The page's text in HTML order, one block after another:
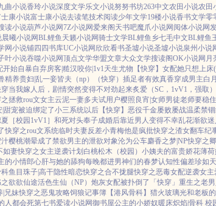
曲小说香玲小说深度文学乐文小说努努书坊263中文农田小说农田
康小说富士康小说去读笔技术阅读少年文学19楼小说香书文学零
读小说葫芦小说网7Z小说网爱来阁 天书吧魔爪小说网 阅体小说网
晨曦小说网BL鲤鱼 天籁小说网骑士文学BL鲤鱼乡七毛中文BL鲤鱼
网小说铺四四书库UC小说网 欣欣看书圣墟小说圣墟小说泉州小说
叶小说吞噬小说网顶点文学华盟文章大众文学搜读阁OK小说网 月
开始自暴自弃房客|糙汉咬你|1v1天生尤物【快穿】 女配她只想上床
精养贵妇|乱一妾皆夫（np） （快穿）插足者有效真香穿成男主白
穿当我嫁人后，剧情突然变得不对劲起来炙爱（SC，1vV1，强取）
拯救rou文女主云泥一妻多夫试用户樱照良宵|女师男徒老师要稳住
|甜宠被迫绑定了小三系统以后【快穿】 恶役千金屡败屡战温柔禁锢
［校园1vV1］ 和死对头奉子成婚后靠近男人变得不幸乱花渐欲迷
快穿之rou文系统临时夫妻反差小青梅他是疯批快穿之渣女翻车纪
樱桃潮晕成了禁欲男主的泄欲对象沦为公车麝香之梦|NP快穿之
如妻快穿之女主逆袭计划 白桃松木（校园） 小姨夫的富贵娇花薄荷
的小情郎心肝与她的舔狗每晚都进男神们的春梦认知性偏差珍如
科鱼目珠子|高干隐性暗恋快穿之合不拢腿快穿之恶毒女配逆袭女主
之欲欲仙途活色生仙（NP） 炮灰女配被扑倒了「快穿」 重生之老
|兄妹快穿之恶鬼攻略饲狼记事簿 【港风骨科】猎火玻璃光和老板
人都会死第七书爱读小说网御书屋公主的小娇奴暖床炽焰|骨科 校